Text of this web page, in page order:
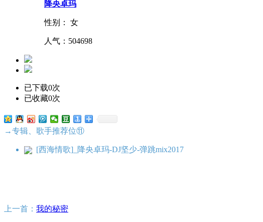
降央卓玛
性别： 女
人气： 504698
已下载0次
已收藏0次
→专辑、歌手推荐位⑪
[西海情歌]_降央卓玛-DJ坚少-弹跳mix2017
上一首： 我的秘密